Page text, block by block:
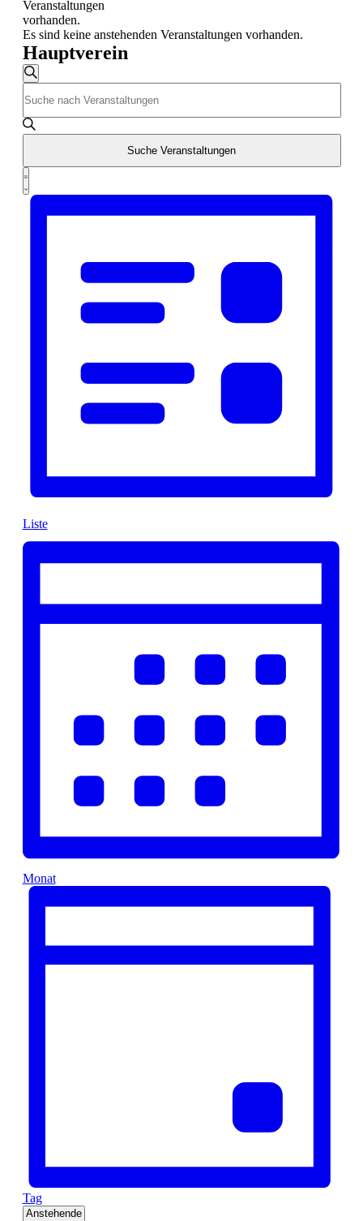
Veranstaltungen
vorhanden.
Es sind keine anstehenden Veranstaltungen vorhanden.
Hauptverein
Veranstaltungen
Suche
und
Ansichten,
Navigation
Suche
Schlüsselwort
eingeben.
Suche
Veranstaltungen
Schlüsselwort.
Suche Veranstaltungen
Veranstaltung
Ansichten-
Liste
Liste
Monat
Tag
Anstehende Datum